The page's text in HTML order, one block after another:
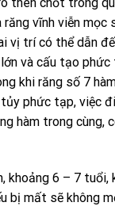
then chốt trong
vĩnh viễn mọc
vị trí có thể dẫn
và cấu tạo phức
khi răng số 7
tủy phức tạp, việc
hàm trong cùng,
khoảng 6 – 7 tuổi,
bị mất sẽ không